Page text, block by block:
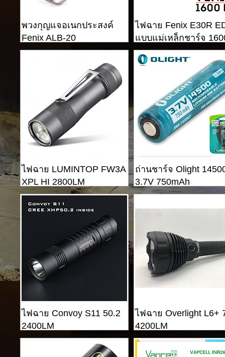
พวงกุญแจอเนกประสงค์
Fenix ​​ALB-20
ไฟฉาย Fenix ​​E30R
แบบแม่เหล็กชาร์จ
lumens
ไฟฉาย LUMINTOP FW3A
XPL HI 2800LM
ถ่านชาร์จ Olight
3.7V 750mAh
Rechargeable Li-ion
Battery
ไฟฉาย Convoy S11 50.2
2400LM
ไฟฉาย Overlight L6+
4200LM